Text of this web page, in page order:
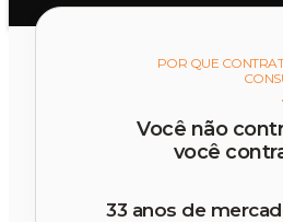
POR QUE
Você não
você
33 anos de